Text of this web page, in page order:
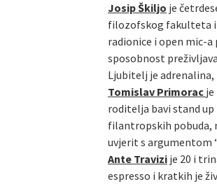
Josip Škiljo je
filozofskog fakulteta i
radionice i open mic-
sposobnost
Ljubitelj je
Tomislav Primorac
roditelja bavi stand
filantropskih pobuda,
uvjerit s argumentom
Ante Travizi je 20 i
espresso i kratkih je